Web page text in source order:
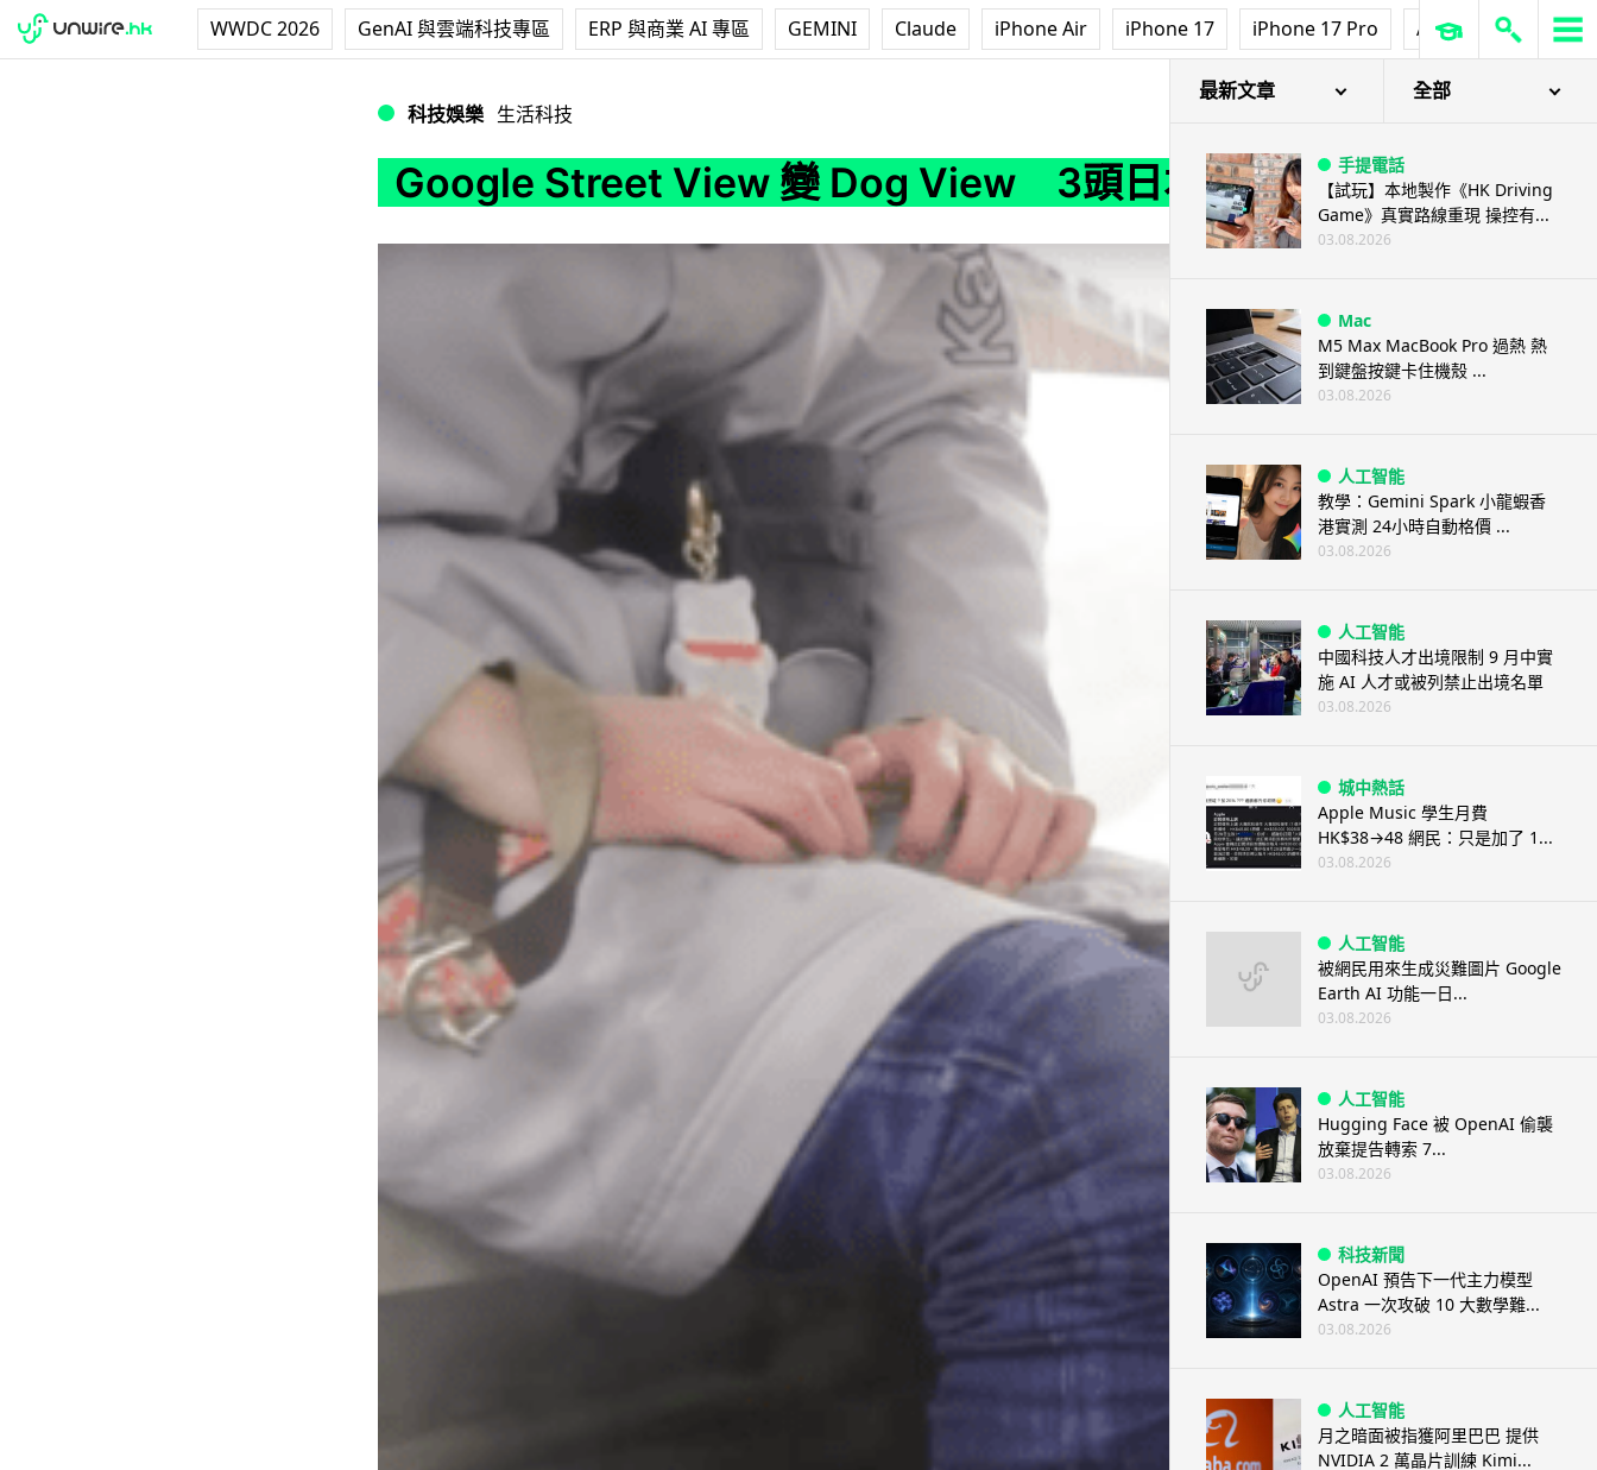
WWDC 2026 GenAI 與雲端科技專區 ERP 與商業 AI 專區 GEMINI Claude iPhone Air iPhone 17 iPhone 17 Pro AirPods Pro 3
科技娛樂 生活科技
Google Street View 變 Dog View 3頭日本秋田犬360度鏡頭帶
最新文章 全部
手提電話
【試玩】本地製作《HK Driving
Game》真實路線重現 操控有...
03.08.2026
Mac
M5 Max MacBook Pro 過熱 熱
到鍵盤按鍵卡住機殼 ...
03.08.2026
人工智能
教學：Gemini Spark 小龍蝦香
港實測 24小時自動格價 ...
03.08.2026
人工智能
中國科技人才出境限制 9 月中實
施 AI 人才或被列禁止出境名單
03.08.2026
城中熱話
Apple Music 學生月費
HK$38→48 網民：只是加了 1...
03.08.2026
人工智能
被網民用來生成災難圖片 Google
Earth AI 功能一日...
03.08.2026
人工智能
Hugging Face 被 OpenAI 偷襲
放棄提告轉索 7...
03.08.2026
科技新聞
OpenAI 預告下一代主力模型
Astra 一次攻破 10 大數學難...
03.08.2026
人工智能
月之暗面被指獲阿里巴巴 提供
NVIDIA 2 萬晶片訓練 Kimi...